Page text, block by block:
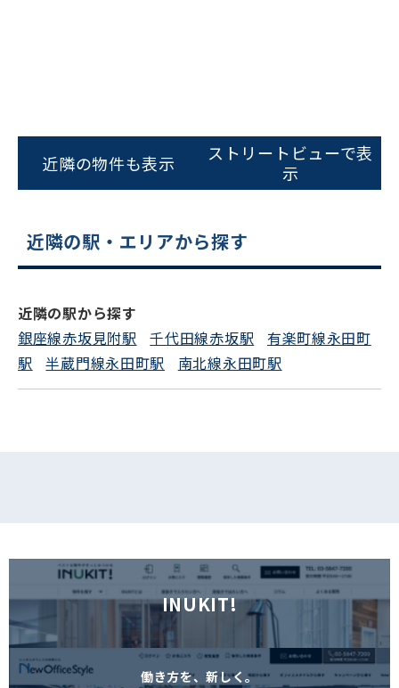
電話でお問い合わせ
フォームでお問い合わせ
近隣の物件も表示
ストリートビューで表
示
近隣の駅・エリアから探す
近隣の駅から探す
銀座線赤坂見附駅
千代田線赤坂駅
有楽町線永田町
駅
半蔵門線永田町駅 南北線永田町駅
INUKIT!
働き方を、新しく。